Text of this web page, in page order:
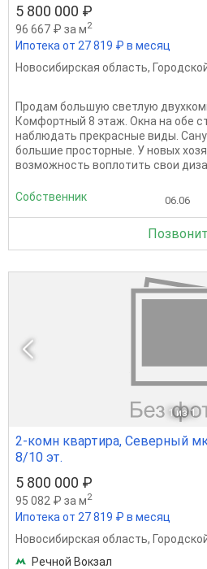
5 800 000 ₽
96 667 ₽ за м2
Ипотека от 27 819 ₽ в месяц
Новосибирская область,
Продам большую светлую
Комфортный 8 этаж. Окна на обе
наблюдать прекрасные виды.
большие просторные. У новых
возможность воплотить свои
Собственник 06.06
1 из 1
2-комн квартира, Северный
8/10 эт.
5 800 000 ₽
95 082 ₽ за м2
Ипотека от 27 819 ₽ в месяц
Новосибирская область,
Речной Вокзал